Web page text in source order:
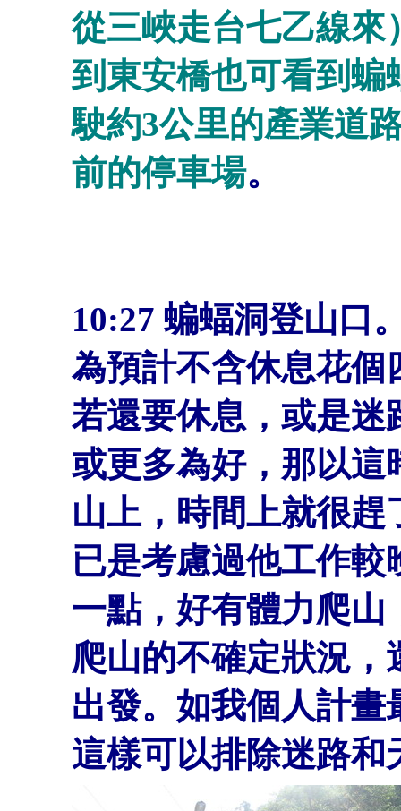
從三峽走台七乙線來
到東安橋也可看到蝙
駛約3公里的產業道
前的停車場。
10:27 蝙蝠洞登山口
為預計不含休息花個
若還要休息，或是迷
或更多為好，那以這
山上，時間上就很趕
已是考慮過他工作
一點，好有體力爬山
爬山的不確定狀況
出發。如我個人計
這樣可以排除迷路和